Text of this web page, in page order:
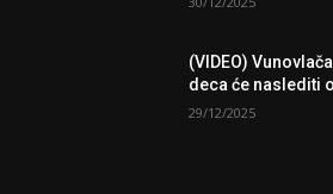
(VIDEO)
deca će naslediti
29/12/2025